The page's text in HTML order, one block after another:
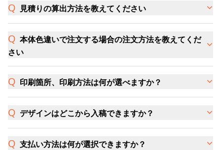
見積りの算出方法を教えてください
本体色違いで注文する場合の注文方法を教えてくだ
さい
印刷箇所、印刷方法は何が選べますか？
デザインはどこから入稿できますか？
支払い方法は何が選択できますか？